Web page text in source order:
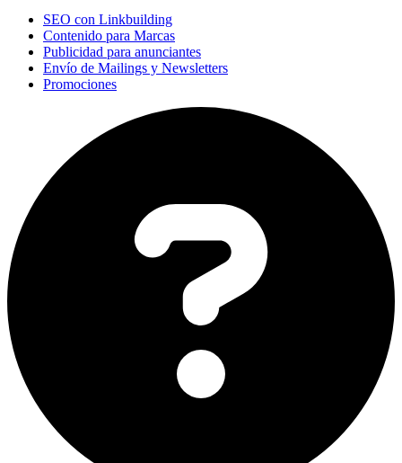
SEO con Linkbuilding
Contenido para Marcas
Publicidad para anunciantes
Envío de Mailings y Newsletters
Promociones